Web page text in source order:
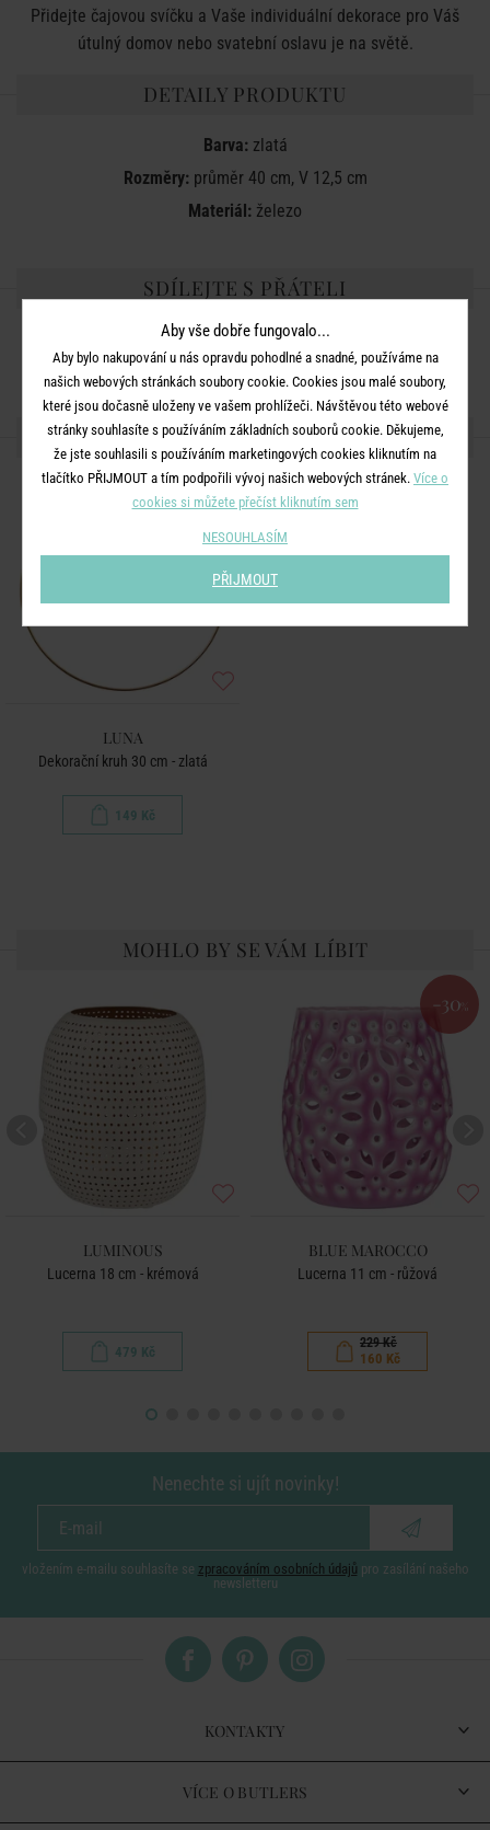
Přidejte čajovou svíčku a Vaše individuální dekorace pro Váš
útulný domov nebo svatební oslavu je na světě.
DETAILY PRODUKTU
Barva:zlatá
Rozměry:průměr 40 cm, V 12,5 cm
Materiál: železo
SDÍLEJTE S PŘÁTELI
DALŠÍ PRODUKTY ZE SÉRIE
LUNA
Dekorační kruh 30 cm - zlatá
149 Kč
MOHLO BY SE VÁM LÍBIT
LUMINOUS
Lucerna 18 cm - krémová
479 Kč
-30 %
BLUE MAROCCO
Lucerna 11 cm - růžová
229 Kč
160 Kč
Nenechte si ujít novinky!
vložením e-mailu souhlasíte se zpracováním osobních údajů pro zasílání našeho
newsletteru
KONTAKTY
VÍCE O BUTLERS
Aby vše dobře fungovalo...
Aby bylo nakupování u nás opravdu pohodlné a snadné, používáme na
našich webových stránkách soubory cookie. Cookies jsou malé soubory,
které jsou dočasně uloženy ve vašem prohlížeči. Návštěvou této webové
stránky souhlasíte s používáním základních souborů cookie. Děkujeme,
že jste souhlasili s používáním marketingových cookies kliknutím na
tlačítko PŘIJMOUT a tím podpořili vývoj našich webových stránek. Více o
cookies si můžete přečíst kliknutím sem
NESOUHLASÍM
PŘIJMOUT